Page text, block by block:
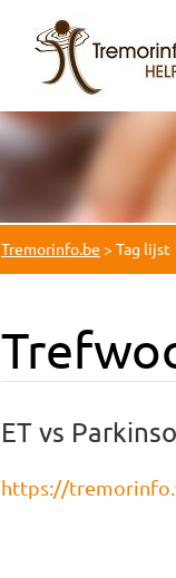
Tremorinfo.be > Tag lijst
ET vs
https://